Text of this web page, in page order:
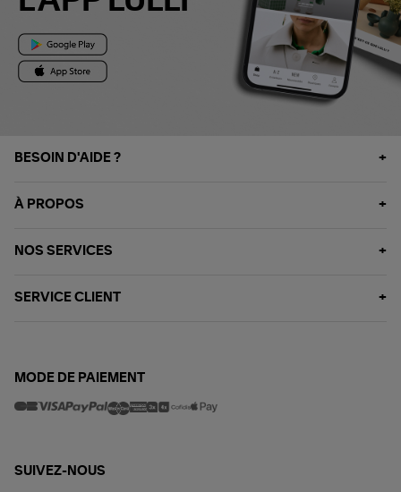
BESOIN D'AIDE ?
À PROPOS
NOS SERVICES
SERVICE CLIENT
MODE DE PAIEMENT
SUIVEZ-NOUS